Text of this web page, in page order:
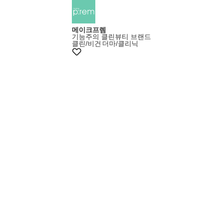
메이크프렘
기능주의 클린뷰티 브랜드
클린/비건 더마/클리닉